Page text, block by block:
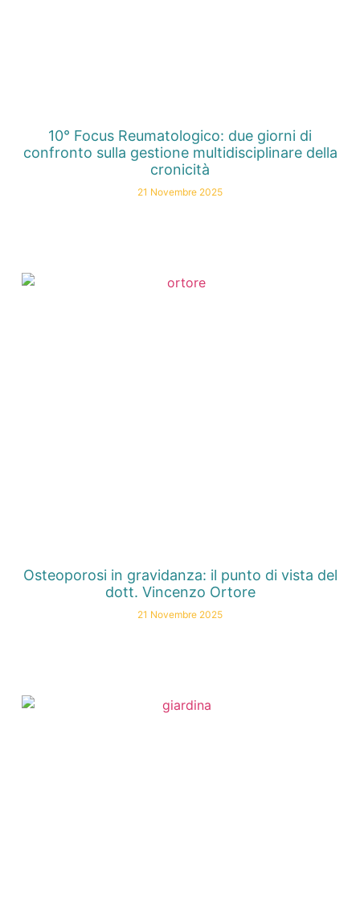
10° Focus Reumatologico: due giorni di
confronto sulla gestione multidisciplinare della
cronicità
21 Novembre 2025
Osteoporosi in gravidanza: il punto di vista del
dott. Vincenzo Ortore
21 Novembre 2025